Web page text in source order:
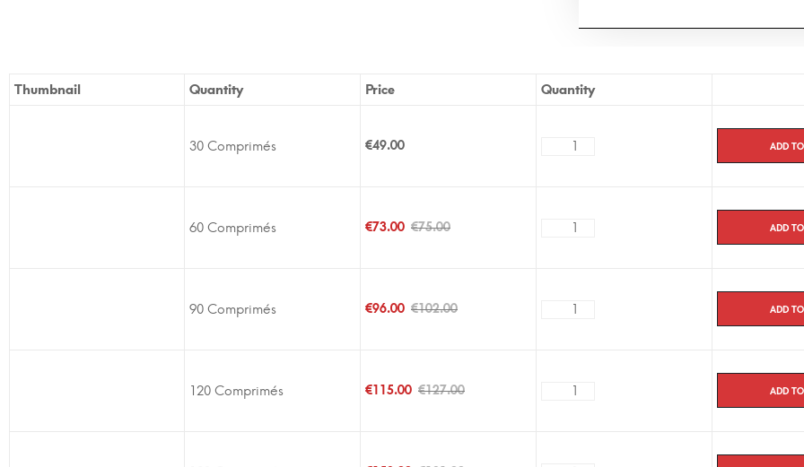
Thumbnail Quantity Price Quantity
30 Comprimés €49.00 Add
60 Comprimés €75.00
€73.00 Add
90 Comprimés €102.00
€96.00 Add
120 Comprimés €127.00
€115.00 Add